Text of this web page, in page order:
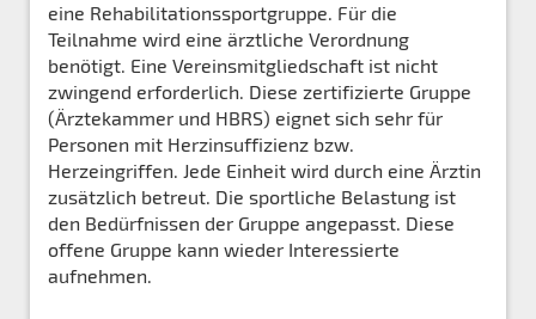
eine Rehabilitationssportgruppe. Für die
Teilnahme wird eine ärztliche Verordnung
benötigt. Eine Vereinsmitgliedschaft ist nicht
zwingend erforderlich. Diese zertifizierte Gruppe
(Ärztekammer und HBRS) eignet sich sehr für
Personen mit Herzinsuffizienz bzw.
Herzeingriffen. Jede Einheit wird durch eine Ärztin
zusätzlich betreut. Die sportliche Belastung ist
den Bedürfnissen der Gruppe angepasst. Diese
offene Gruppe kann wieder Interessierte
aufnehmen.